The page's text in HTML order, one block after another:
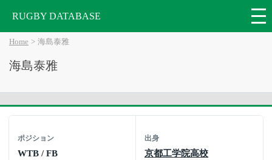
RUGBY DATABASE
Home 海島泰雅
海島泰雅
ポジション
WTB / FB
出身
京都工学院高校